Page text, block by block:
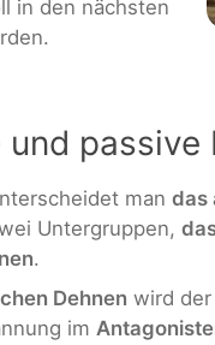
in den nächsten
passive
man das
Untergruppen,
.
Dehnen wird der
im